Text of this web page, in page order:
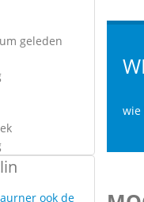
geleden
ook de
wie